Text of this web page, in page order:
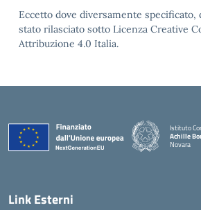
Eccetto dove diversamente specificato,
stato rilasciato sotto Licenza Creative
Attribuzione 4.0 Italia.
Istituto
Achille
Novara
Link Esterni